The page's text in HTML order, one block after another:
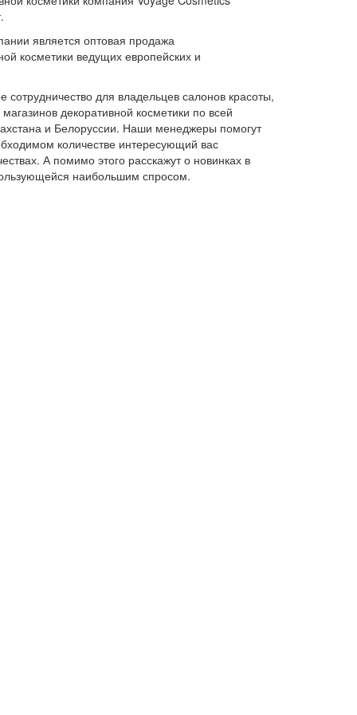
является оптовая продажа
косметики ведущих европейских и
для владельцев салонов красоты,
декоративной косметики по всей
и Белоруссии. Наши менеджеры помогут
количестве интересующий вас
А помимо этого расскажут о новинках в
наибольшим спросом.